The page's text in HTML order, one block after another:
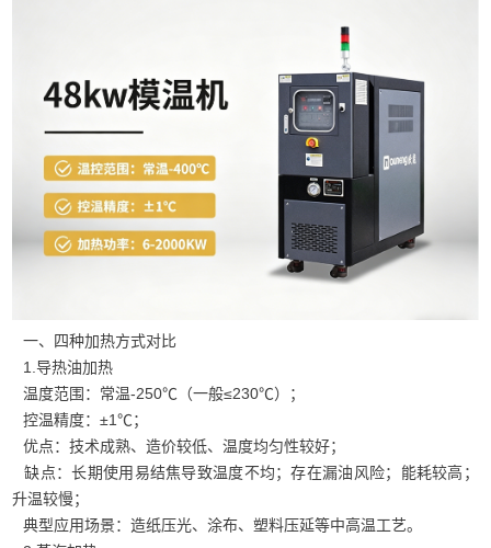
一、四种加热方式对比
1.导热油加热
温度范围：常温‑250℃（一般≤230℃）；
控温精度：±1℃；
优点：技术成熟、造价较低、温度均匀性较好；
缺点：长期使用易结焦导致温度不均；存在漏油风险；能耗较高；
升温较慢；
典型应用场景：造纸压光、涂布、塑料压延等中高温工艺。